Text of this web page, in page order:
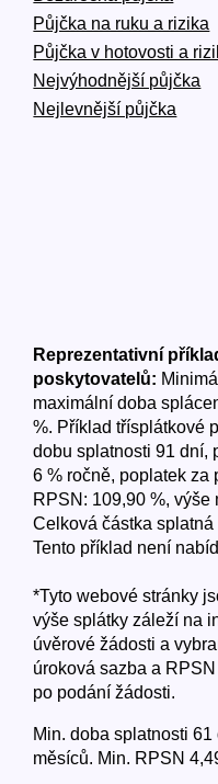
Půjčka na ruku a rizika
Půjčka v hotovosti a
Nejvýhodnější půjčka
Nejlevnější půjčka
Reprezentativní
poskytovatelů:
maximální doba
%. Příklad třísplátkové
dobu splatnosti 91 dní,
6 % ročně, poplatek za
RPSN: 109,90 %, výše
Celková částka
Tento příklad není
*Tyto webové stránky
výše splátky záleží na
úvěrové žádosti a
úroková sazba a
po podání žádosti.
Min. doba splatnosti
měsíců. Min. RPSN